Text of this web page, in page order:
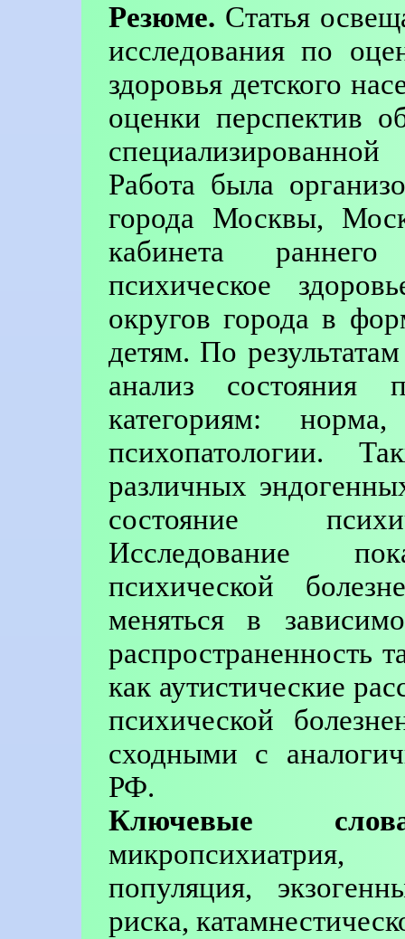
Резюме. Статья
исследования по
здоровья детского
оценки перспектив
Работа была
города Москвы,
кабинета
психическое
округов города в
детям. По
анализ состояния
категориям:
психопатологии.
различных
состояние
Исследование
психической
меняться в
распространенность
как аутистические
психической
сходными с
РФ.
Ключевые
популяция,
риска,